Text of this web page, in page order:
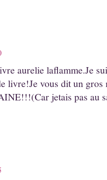
aurelie laflamme.Je
livre!Je vous dit un
jetais pas au